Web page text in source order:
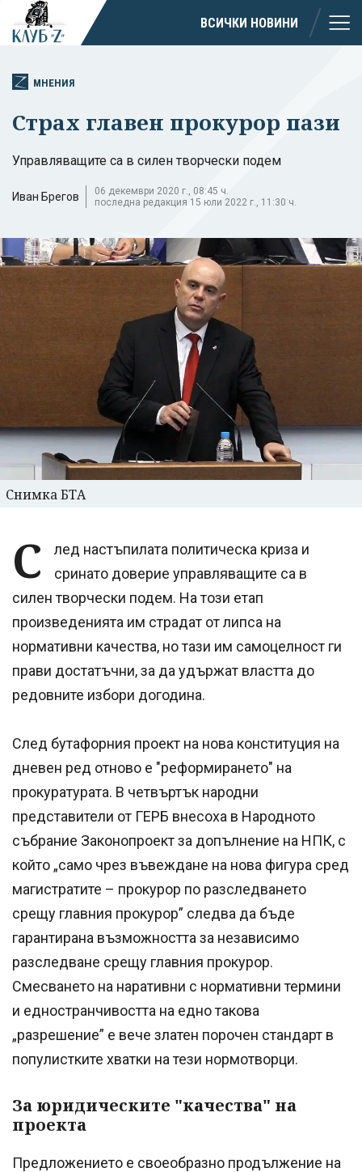
ВСИЧКИ НОВИНИ
МНЕНИЯ
Страх главен прокурор пази
Управляващите са в силен творчески подем
Иван Брегов
06 декември 2020 г., 08:45 ч.
последна редакция 15 юли 2022 г., 11:30 ч.
Снимка БТА
С
лед настъпилата политическа криза и
сринато доверие управляващите са в
силен творчески подем. На този етап
произведенията им страдат от липса на
нормативни качества, но тази им самоцелност ги
прави достатъчни, за да удържат властта до
редовните избори догодина.
След бутафорния проект на нова конституция на
дневен ред отново е "реформирането" на
прокуратурата. В четвъртък народни
представители от ГЕРБ внесоха в Народното
събрание Законопроект за допълнение на НПК, с
който „само чрез въвеждане на нова фигура сред
магистратите – прокурор по разследването
срещу главния прокурор” следва да бъде
гарантирана възможността за независимо
разследване срещу главния прокурор.
Смесването на наративни с нормативни термини
и едностранчивостта на едно такова
„разрешение” е вече златен порочен стандарт в
популистките хватки на тези нормотворци.
За юридическите "качества" на
проекта
Предложението е своеобразно продължение на